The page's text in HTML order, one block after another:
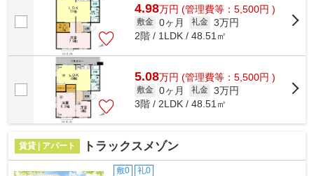
4.98万円 (管理費等：5,500円 )
敷金 0ヶ月 礼金 3万円
2階 / 1LDK / 48.51㎡
5.08万円 (管理費等：5,500円 )
敷金 0ヶ月 礼金 3万円
3階 / 2LDK / 48.51㎡
賃貸 | アパート トラックスメゾン
敷0 礼0